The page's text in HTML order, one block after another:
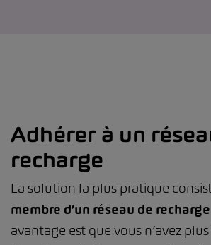
Adhérer à un
recharge
La solution la plus pratique
membre d’un réseau de recharge
avantage est que vous n’avez